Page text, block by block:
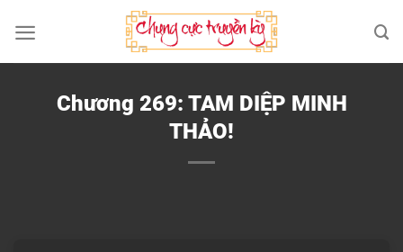
qua
nội
Chương 269: TAM DIỆP MINH
THẢO!